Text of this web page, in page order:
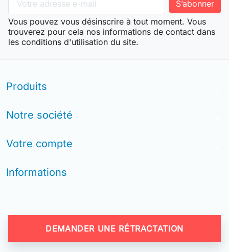
Vous pouvez vous désinscrire à tout moment. Vous
trouverez pour cela nos informations de contact dans
les conditions d'utilisation du site.
Produits
Notre société
Votre compte
Informations
DEMANDER UNE RÉTRACTATION